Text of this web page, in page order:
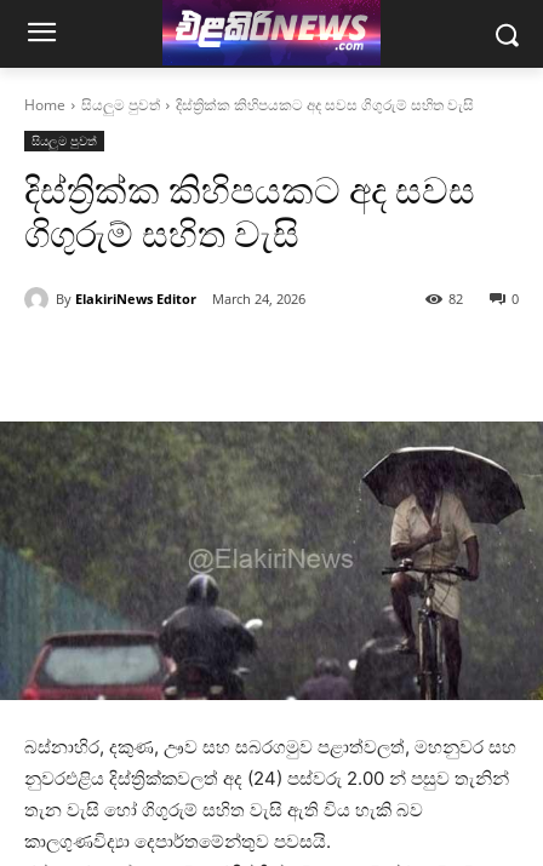
Home සියලුම පුවත් දිස්ත්‍රික්ක කිහිපයකට අද සවස ගිගුරුම් සහිත වැසි
සියලුම පුවත්
දිස්ත්‍රික්ක කිහිපයකට අද සවස
ගිගුරුම් සහිත වැසි
By ElakiriNews Editor March 24, 2026 0
82
බස්නාහිර, දකුණ, ඌව සහ සබරගමුව පළාත්වලත්, මහනුවර සහ
නුවරඑළිය දිස්ත්‍රික්කවලත් අද (24) පස්වරු 2.00 න් පසුව තැනින්
තැන වැසි හෝ ගිගුරුම් සහිත වැසි ඇති විය හැකි බව
කාලගුණවිද්‍යා දෙපාර්තමේන්තුව පවසයි.